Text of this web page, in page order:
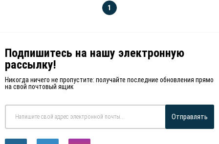
1
Подпишитесь на нашу электронную
рассылку!
Никогда ничего не пропустите: получайте последние обновления прямо
на свой почтовый ящик
Отправлять